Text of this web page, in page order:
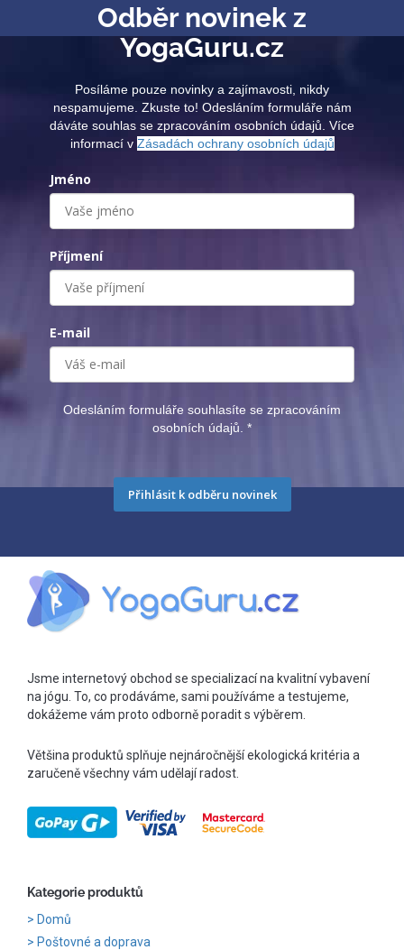
Odběr novinek z
YogaGuru.cz
Posíláme pouze novinky a zajímavosti, nikdy
nespamujeme. Zkuste to! Odesláním formuláře nám
dáváte souhlas se zpracováním osobních údajů. Více
informací v Zásadách ochrany osobních údajů
Jméno
Příjmení
E-mail
Odesláním formuláře souhlasíte se zpracováním
osobních údajů. *
Přihlásit k odběru novinek
Jsme internetový obchod se specializací na kvalitní vybavení
na jógu. To, co prodáváme, sami používáme a testujeme,
dokážeme vám proto odborně poradit s výběrem.
Většina produktů splňuje nejnáročnější ekologická kritéria a
zaručeně všechny vám udělají radost.
Kategorie produktů
Domů
Poštovné a doprava